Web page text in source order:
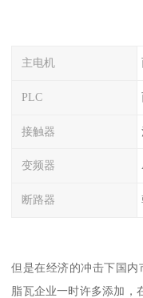
主电机
PLC
接触器
变频器
断路器
但是在经济的冲击下国
脂瓦企业一时许多添加，